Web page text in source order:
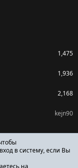
1,475
1,936
2,168
kejn90
в систему, если Вы
на